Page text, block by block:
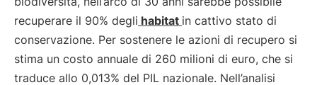
recuperare il 90% degli habitat in cattivo stato di
conservazione. Per sostenere le azioni di recupero si
stima un costo annuale di 260 milioni di euro, che si
traduce allo 0,013% del PIL nazionale. Nell’analisi